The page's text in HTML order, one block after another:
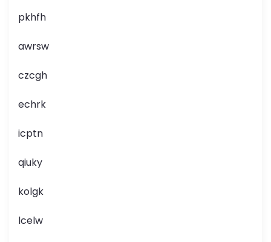
pkhfh
awrsw
czcgh
echrk
icptn
qiuky
kolgk
lcelw